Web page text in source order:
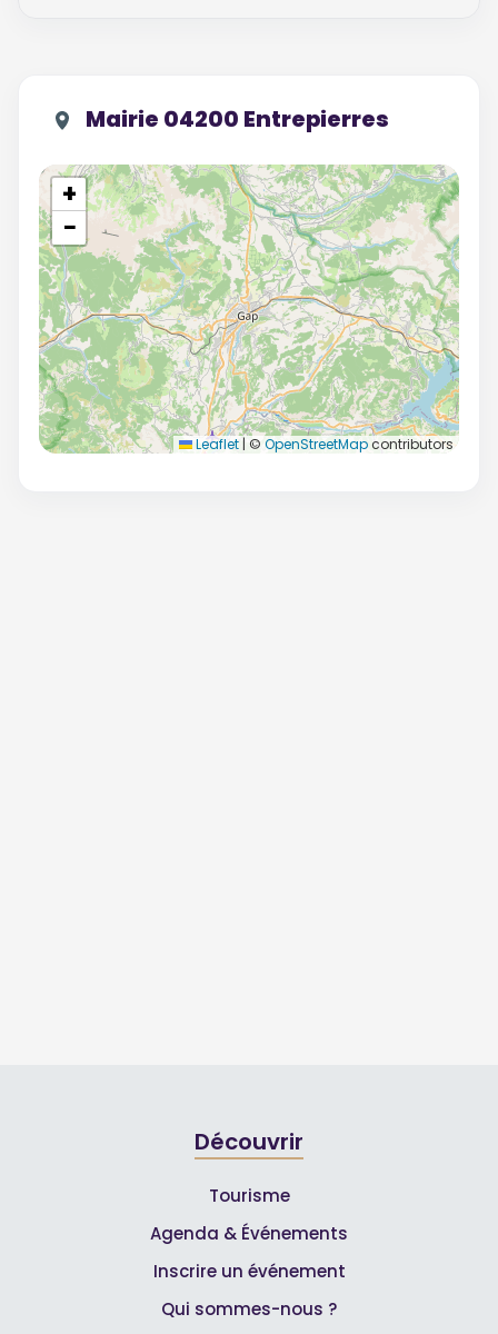
Mairie 04200 Entrepierres
+
−
Leaflet | © OpenStreetMapcontributors
Découvrir
Tourisme
Agenda & Événements
Inscrire un événement
Qui sommes-nous ?